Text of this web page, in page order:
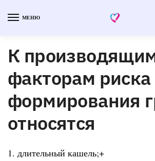
МЕНЮ
К
факторам риска
формирования
относятся
1. длительный кашель;+